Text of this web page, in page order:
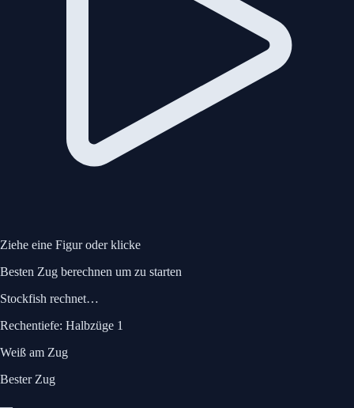
Ziehe eine Figur oder klicke
Besten Zug berechnen um zu starten
Stockfish rechnet…
Rechentiefe: Halbzüge 1
Weiß am Zug
Bester Zug